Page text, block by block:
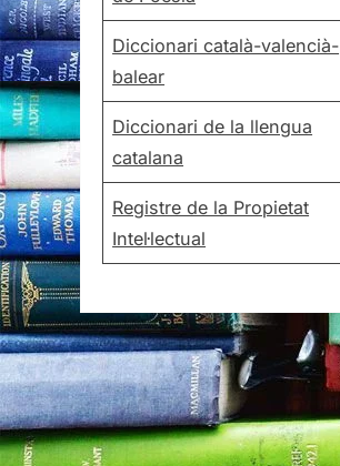
Diccionari català-valencià-
balear
Diccionari de la llengua
catalana
Registre de la Propietat
Intel·lectual